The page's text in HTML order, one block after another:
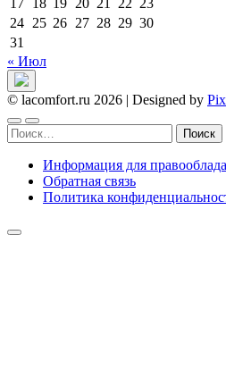
17 18 19 20 21 22 23
24 25 26 27 28 29 30
31
« Июл
© lacomfort.ru 2026 | Designed by
Найти:
Информация для
Обратная связь
Политика